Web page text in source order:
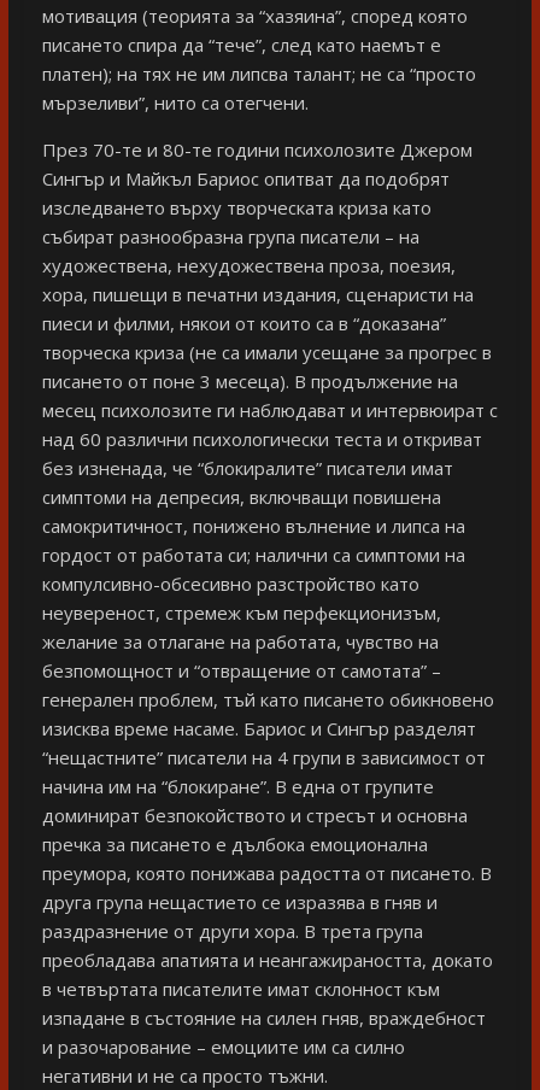
мотивация (теорията за “хазяина”, според която
писането спира да “тече”, след като наемът е
платен); на тях не им липсва талант; не са “просто
мързеливи”, нито са отегчени.
През 70-те и 80-те години психолозите Джером
Сингър и Майкъл Бариос опитват да подобрят
изследването върху творческата криза като
събират разнообразна група писатели – на
художествена, нехудожествена проза, поезия,
хора, пишещи в печатни издания, сценаристи на
пиеси и филми, някои от които са в “доказана”
творческа криза (не са имали усещане за прогрес в
писането от поне 3 месеца). В продължение на
месец психолозите ги наблюдават и интервюират с
над 60 различни психологически теста и откриват
без изненада, че “блокиралите” писатели имат
симптоми на депресия, включващи повишена
самокритичност, понижено вълнение и липса на
гордост от работата си; налични са симптоми на
компулсивно-обсесивно разстройство като
неувереност, стремеж към перфекционизъм,
желание за отлагане на работата, чувство на
безпомощност и “отвращение от самотата” –
генерален проблем, тъй като писането обикновено
изисква време насаме. Бариос и Сингър разделят
“нещастните” писатели на 4 групи в зависимост от
начина им на “блокиране”. В една от групите
доминират безпокойството и стресът и основна
пречка за писането е дълбока емоционална
преумора, която понижава радостта от писането. В
друга група нещастието се изразява в гняв и
раздразнение от други хора. В трета група
преобладава апатията и неангажираността, докато
в четвъртата писателите имат склонност към
изпадане в състояние на силен гняв, враждебност
и разочарование – емоциите им са силно
негативни и не са просто тъжни.